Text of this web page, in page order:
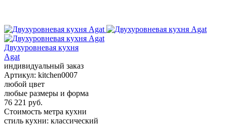
Двухуровневая кухня
Agat
индивидуальный заказ
Артикул: kitchen0007
любой цвет
любые размеры и форма
76 221 руб.
Стоимость метра кухни
стиль кухни: классический